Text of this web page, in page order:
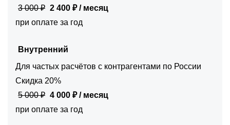
3 000 ₽ 2 400 ₽ / месяц
при оплате за год
Внутренний
Для частых расчётов с контрагентами по России
Скидка 20%
5 000 ₽ 4 000 ₽ / месяц
при оплате за год